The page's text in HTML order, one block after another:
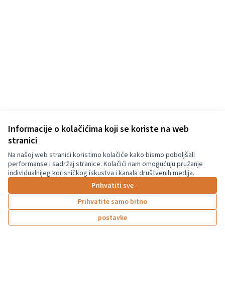
Informacije o kolačićima koji se koriste na web
stranici
Na našoj web stranici koristimo kolačiće kako bismo poboljšali
performanse i sadržaj stranice. Kolačići nam omogućuju pružanje
individualnijeg korisničkog iskustva i kanala društvenih medija.
Prihvatiti sve
Prihvatite samo bitno
postavke
Terms of Service
Postavke kolačića
Graz Gemeinsam Gestalten na Facebooku
(Vanjska poveznica)
Licencija
(Vanjska